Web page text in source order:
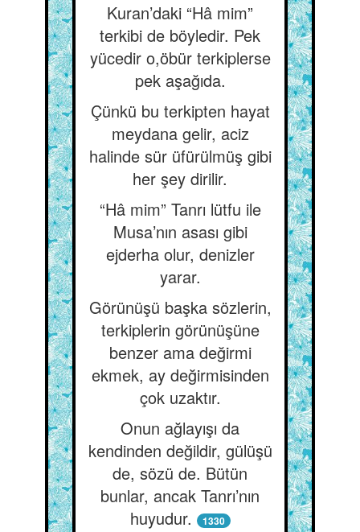
Kuran’daki “Hâ mim”
terkibi de böyledir. Pek
yücedir o,öbür terkiplerse
pek aşağıda.
Çünkü bu terkipten hayat
meydana gelir, aciz
halinde sür üfürülmüş gibi
her şey dirilir.
“Hâ mim” Tanrı lütfu ile
Musa’nın asası gibi
ejderha olur, denizler
yarar.
Görünüşü başka sözlerin,
terkiplerin görünüşüne
benzer ama değirmi
ekmek, ay değirmisinden
çok uzaktır.
Onun ağlayışı da
kendinden değildir, gülüşü
de, sözü de. Bütün
bunlar, ancak Tanrı’nın
huyudur.
1330